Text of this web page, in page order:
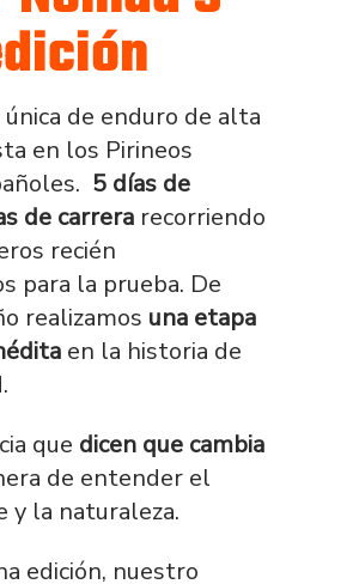
de enduro de alta
en los Pirineos
5 días de
de carrera recorriendo
recién
para la prueba. De
realizamos una etapa
en la historia de
que dicen que cambia
de entender el
y la naturaleza.
edición, nuestro